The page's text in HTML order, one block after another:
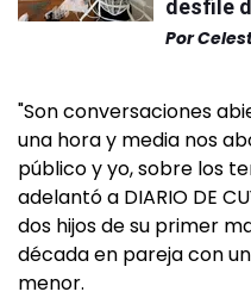
desfile
Por
"Son conversaciones
una hora y media nos
público y yo, sobre los
adelantó a DIARIO DE
dos hijos de su primer
década en pareja con
menor.